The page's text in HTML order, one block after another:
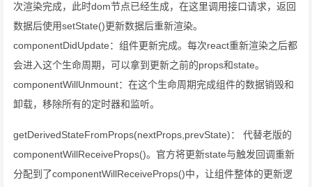
次渲染完成，此时dom节点已经生成，在这里调用接口请求，返回
数据后使用setState()更新数据后重新渲染。
componentDidUpdate：组件更新完成。每次react重新渲染之后都
会进入这个生命周期，可以拿到更新之前的props和state。
componentWillUnmount：在这个生命周期完成组件的数据销毁和
卸载，移除所有的定时器和监听。
getDerivedStateFromProps(nextProps,prevState)： 代替老版的
componentWillReceiveProps()。官方将更新state与触发回调重新
分配到了componentWillReceiveProps()中，让组件整体的更新逻